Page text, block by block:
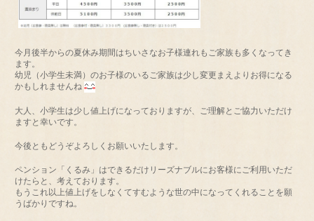
今月後半からの夏休み期間はちいさなお子様連れもご家族も多くなってき
ます。
幼児（小学生未満）のお子様のいるご家族は少し変更まえよりお得になる
かもしれませんね
大人、小学生は少し値上げになっておりますが、ご理解とご協力いただけ
ますと幸いです。
今後ともどうぞよろしくお願いいたします。
ペンション「くるみ」はできるだけリーズナブルにお客様にご利用いただ
けたらと、考えております。
もうこれ以上値上げをしなくてすむような世の中になってくれることを願
うばかりですね。